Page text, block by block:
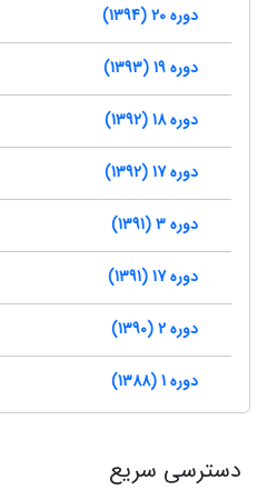
دوره 20 (1394)
دوره 19 (1393)
دوره 18 (1392)
دوره 17 (1392)
دوره 3 (1391)
دوره 17 (1391)
دوره 2 (1390)
دوره 1 (1388)
دسترسی سریع